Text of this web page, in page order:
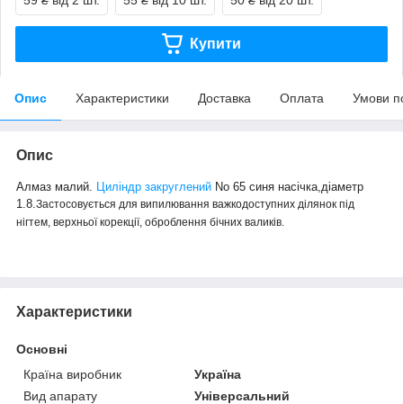
Купити
Опис Характеристики Доставка Оплата Умови
Опис
Алмаз малий. Циліндр закруглений No 65 синя насічка,діаметр
1.8. Застосовується для випилювання важкодоступних ділянок під
нігтем, верхньої корекції, оброблення бічних валиків.
Характеристики
Основні
Країна виробник
Україна
Вид апарату
Універсальний